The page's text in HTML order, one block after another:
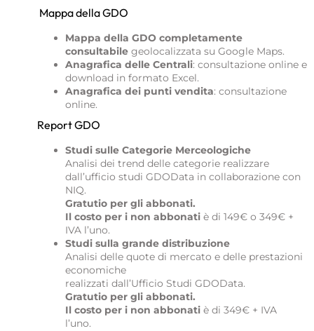
Mappa della GDO
Mappa della GDO completamente
consultabile geolocalizzata su Google Maps.
Anagrafica delle Centrali: consultazione online e
download in formato Excel.
Anagrafica dei punti vendita: consultazione
online.
Report GDO
Studi sulle Categorie Merceologiche
Analisi dei trend delle categorie realizzare
dall’ufficio studi GDOData in collaborazione con
NIQ.
Gratutio per gli abbonati.
Il costo per i non abbonati è di 149€ o 349€ +
IVA l’uno.
Studi sulla grande distribuzione
Analisi delle quote di mercato e delle prestazioni
economiche
realizzati dall’Ufficio Studi GDOData.
Gratutio per gli abbonati.
Il costo per i non abbonati è di 349€ + IVA
l’uno.